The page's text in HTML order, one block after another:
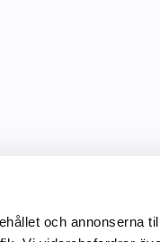
och annonserna